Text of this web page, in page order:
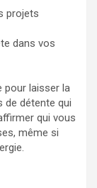
projets
dans vos
pour laisser la
de détente qui
qui vous
même si